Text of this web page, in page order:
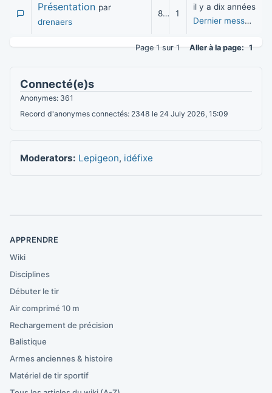
Présentation par
drenaers
8 615 1
il y a dix années
Dernier message
Page 1 sur 1Aller à la page: 1
Connecté(e)s
Anonymes: 361
Record d'anonymes connectés: 2348 le 24 July 2026, 15:09
Moderators: Lepigeon, idéfixe
APPRENDRE
Wiki
Disciplines
Débuter le tir
Air comprimé 10 m
Rechargement de précision
Balistique
Armes anciennes & histoire
Matériel de tir sportif